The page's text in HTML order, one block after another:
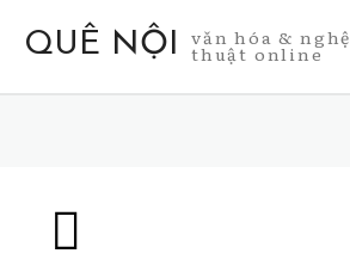
QUÊ NỘI văn hóa & nghệ
thuật online